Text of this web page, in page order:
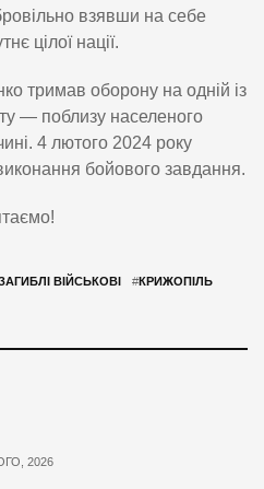
взявши на себе
цілої нації.
тримав оборону на одній із
— поблизу населеного
4 лютого 2024 року
бойового завдання.
ВІЙСЬКОВІ #КРИЖОПІЛЬ
2026